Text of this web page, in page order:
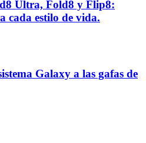
Ultra, Fold8 y Flip8:
cada estilo de vida.
Galaxy a las gafas de